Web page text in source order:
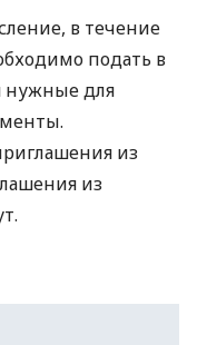
в течение
подать в
нужные для
из
из